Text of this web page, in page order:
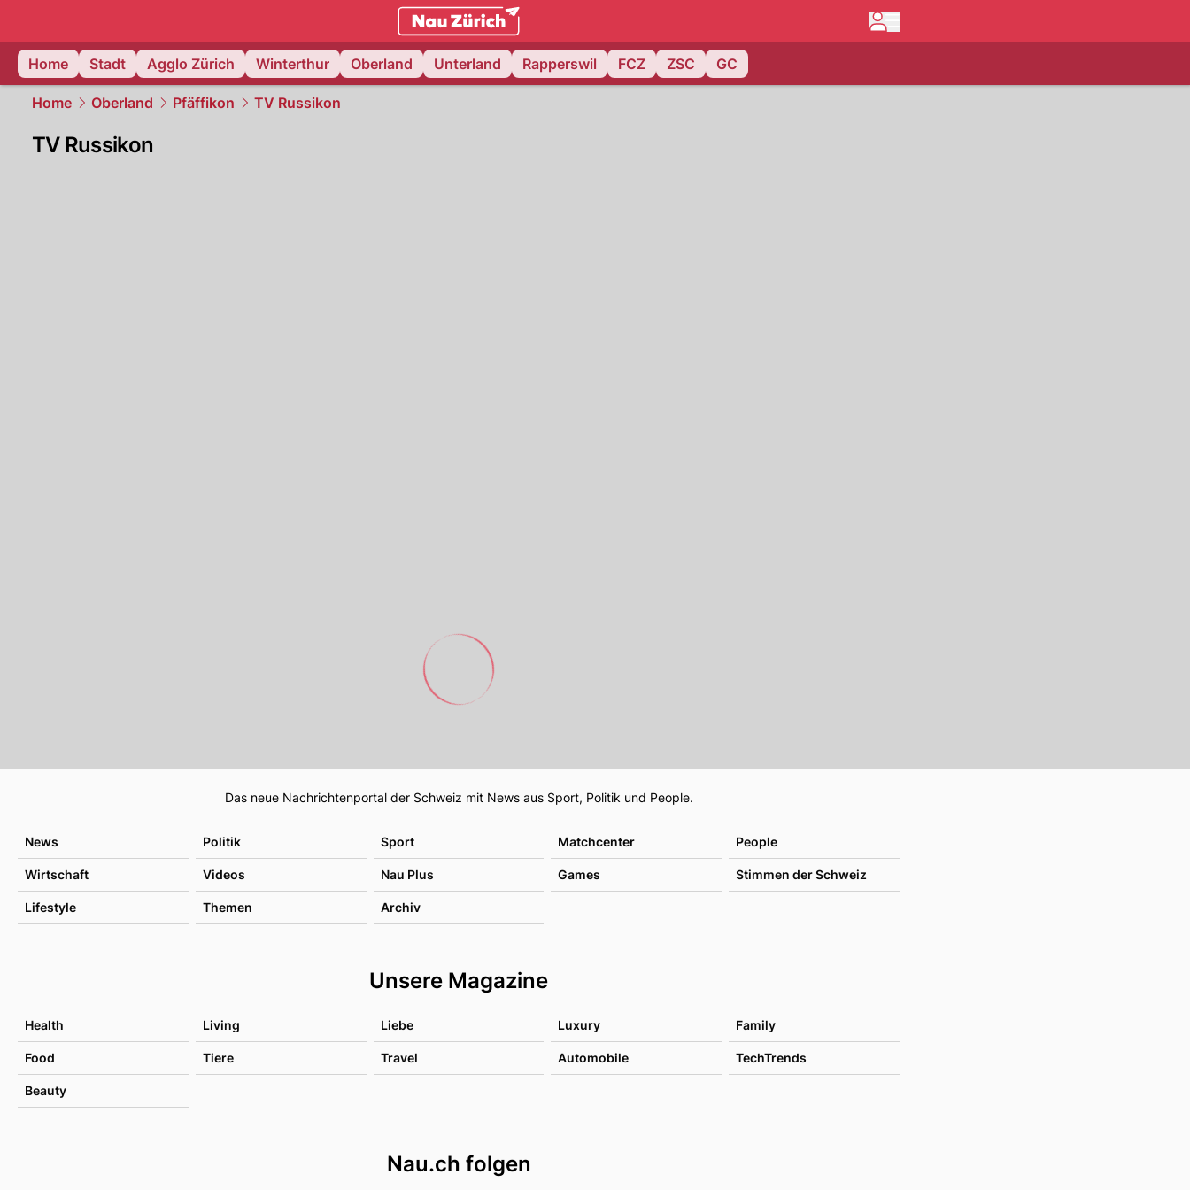
zurich.NAU.ch
Home
Stadt Agglo Zürich Winterthur Oberland Unterland Rapperswil FCZ ZSC GC
Home Oberland Pfäffikon TV Russikon
TV Russikon
Footer
Das neue Nachrichtenportal der Schweiz mit News aus Sport, Politik und People.
News Politik Sport Matchcenter People
Wirtschaft Videos Nau Plus Games Stimmen der Schweiz
Lifestyle Themen Archiv
Unsere Magazine
Health Living Liebe Luxury Family
Food Tiere Travel Automobile TechTrends
Beauty
Nau.ch folgen